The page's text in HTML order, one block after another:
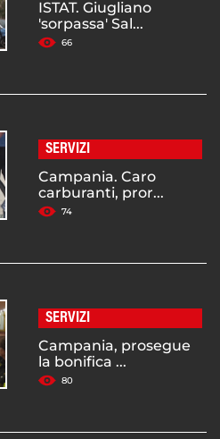
ISTAT. Giugliano
'sorpassa' Sal...
66
SERVIZI
Campania. Caro
carburanti, pror...
74
SERVIZI
Campania, prosegue
la bonifica ...
80